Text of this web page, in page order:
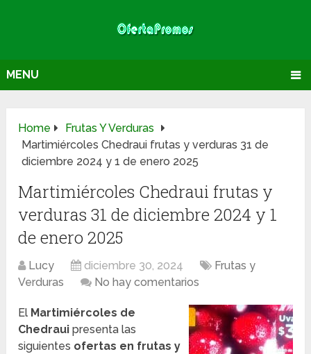
MENU
Home
Frutas Y Verduras
Martimiércoles Chedraui frutas y verduras 31 de
diciembre 2024 y 1 de enero 2025
Martimiércoles Chedraui frutas y
verduras 31 de diciembre 2024 y 1
de enero 2025
Lucy diciembre 30, 2024
Frutas y
Verduras
No hay comentarios
El Martimiércoles de
Chedraui presenta las
siguientes ofertas en frutas y